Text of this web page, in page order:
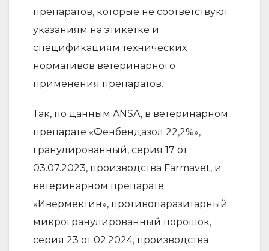
препаратов, которые не соответствуют
указаниям на этикетке и
спецификациям технических
нормативов ветеринарного
применения препаратов.
Так, по данным ANSA, в ветеринарном
препарате «Фенбендазол 22,2%»,
гранулированный, серия 17 от
03.07.2023, производства Farmavet, и
ветеринарном препарате
«Ивермектин», противопаразитарный
микрогранулированный порошок,
серия 23 от 02.2024, производства